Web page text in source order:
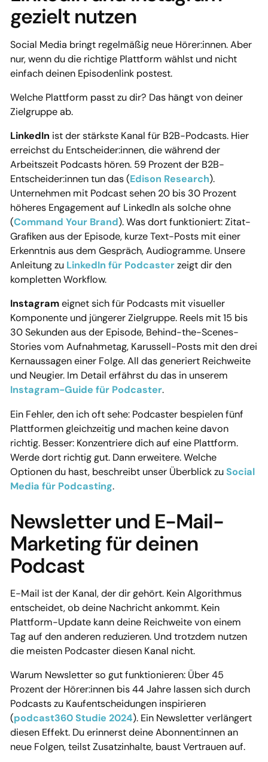
gezielt nutzen
Social Media bringt regelmäßig neue Hörer:innen. Aber
nur, wenn du die richtige Plattform wählst und nicht
einfach deinen Episodenlink postest.
Welche Plattform passt zu dir? Das hängt von deiner
Zielgruppe ab.
LinkedIn ist der stärkste Kanal für B2B-Podcasts. Hier
erreichst du Entscheider:innen, die während der
Arbeitszeit Podcasts hören. 59 Prozent der B2B-
Entscheider:innen tun das (Edison Research).
Unternehmen mit Podcast sehen 20 bis 30 Prozent
höheres Engagement auf LinkedIn als solche ohne
(Command Your Brand). Was dort funktioniert: Zitat-
Grafiken aus der Episode, kurze Text-Posts mit einer
Erkenntnis aus dem Gespräch, Audiogramme. Unsere
Anleitung zu LinkedIn für Podcasterzeigt dir den
kompletten Workflow.
Instagrameignet sich für Podcasts mit visueller
Komponente und jüngerer Zielgruppe. Reels mit 15 bis
30 Sekunden aus der Episode, Behind-the-Scenes-
Stories vom Aufnahmetag, Karussell-Posts mit den drei
Kernaussagen einer Folge. All das generiert Reichweite
und Neugier. Im Detail erfährst du das in unserem
Instagram-Guide für Podcaster.
Ein Fehler, den ich oft sehe: Podcaster bespielen fünf
Plattformen gleichzeitig und machen keine davon
richtig. Besser: Konzentriere dich auf eine Plattform.
Werde dort richtig gut. Dann erweitere. Welche
Optionen du hast, beschreibt unser Überblick zu Social
Media für Podcasting.
Newsletter und E-Mail-
Marketing für deinen
Podcast
E-Mail ist der Kanal, der dir gehört. Kein Algorithmus
entscheidet, ob deine Nachricht ankommt. Kein
Plattform-Update kann deine Reichweite von einem
Tag auf den anderen reduzieren. Und trotzdem nutzen
die meisten Podcaster diesen Kanal nicht.
Warum Newsletter so gut funktionieren: Über 45
Prozent der Hörer:innen bis 44 Jahre lassen sich durch
Podcasts zu Kaufentscheidungen inspirieren
(podcast360 Studie 2024). Ein Newsletter verlängert
diesen Effekt. Du erinnerst deine Abonnent:innen an
neue Folgen, teilst Zusatzinhalte, baust Vertrauen auf.